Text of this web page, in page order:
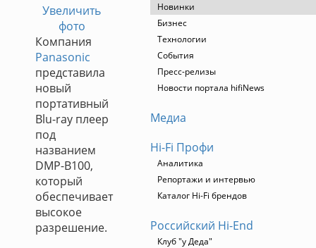
Увеличить
фото
Компания
Panasonic
представила
новый
портативный
Blu-ray плеер
под
названием
DMP-B100,
который
обеспечивает
высокое
разрешение.
Новинки
Бизнес
Технологии
События
Пресс-релизы
Новости портала hifiNews
Медиа
Hi-Fi Профи
Аналитика
Репортажи и интервью
Каталог Hi-Fi брендов
Российский Hi-End
Клуб "у Деда"